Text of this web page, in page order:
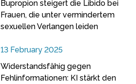
Bupropion steigert die Libido bei
Frauen, die unter vermindertem
sexuellen Verlangen leiden
13 February 2025
Widerstandsfähig gegen
Fehlinformationen: KI stärkt den